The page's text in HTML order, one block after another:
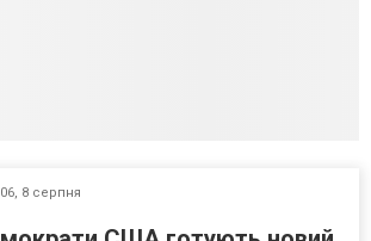
8 серпня